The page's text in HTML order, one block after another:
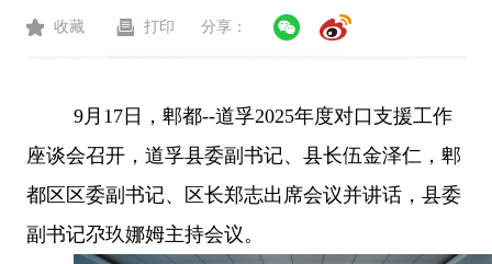
收藏 打印 分享：
9月17日，郫都--道孚2025年度对口支援工作
座谈会召开，道孚县委副书记、县长伍金泽仁，郫
都区区委副书记、区长郑志出席会议并讲话，县委
副书记尕玖娜姆主持会议。